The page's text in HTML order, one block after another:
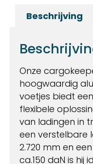
Beschrijving
Onze
hoogwaardig
voetjes biedt
flexibele
van ladingen in
een verstelbare
2.720 mm en
ca.150 daN is hij